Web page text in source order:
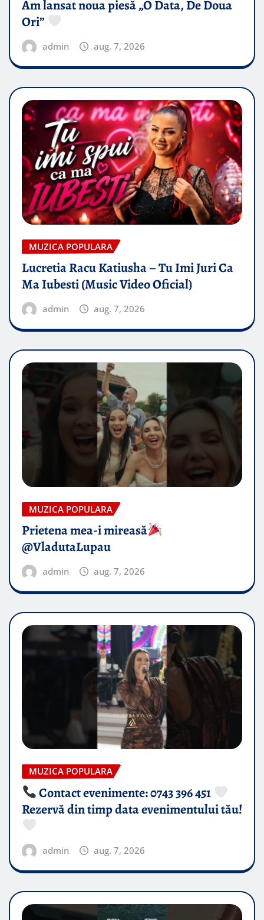
Am lansat noua piesă „O Data, De Doua
Ori”
admin aug. 7, 2026
MUZICA POPULARA
Lucretia Racu Katiusha – Tu Imi Juri Ca
Ma Iubesti (Music Video Oficial)
admin aug. 7, 2026
MUZICA POPULARA
Prietena mea-i mireasă​
@VladutaLupau
admin aug. 7, 2026
MUZICA POPULARA
Contact evenimente: 0743 396 451
Rezervă din timp data evenimentului tău!
admin aug. 7, 2026